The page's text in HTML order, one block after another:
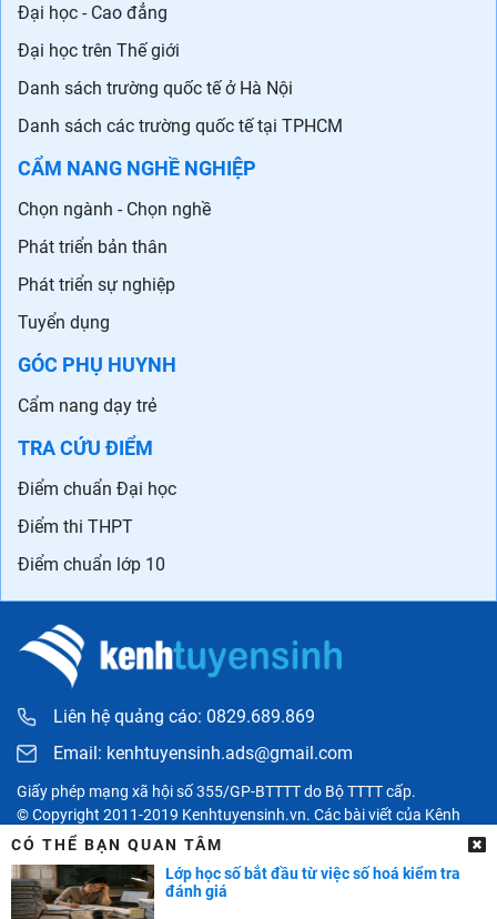
Đại học - Cao đẳng
Đại học trên Thế giới
Danh sách trường quốc tế ở Hà Nội
Danh sách các trường quốc tế tại TPHCM
CẨM NANG NGHỀ NGHIỆP
Chọn ngành - Chọn nghề
Phát triển bản thân
Phát triển sự nghiệp
Tuyển dụng
GÓC PHỤ HUYNH
Cẩm nang dạy trẻ
TRA CỨU ĐIỂM
Điểm chuẩn Đại học
Điểm thi THPT
Điểm chuẩn lớp 10
Liên hệ quảng cáo: 0829.689.869
Email: kenhtuyensinh.ads@gmail.com
Giấy phép mạng xã hội số 355/GP-BTTTT do Bộ TTTT cấp.
© Copyright 2011-2019 Kenhtuyensinh.vn. Các bài viết của Kênh
tuyển sinh chỉ có tính chất tham khảo, được tổng hợp từ các nguồn
uy tín khác và bản quyền thuộc về các đối tác. Mọi thông tin liên
quan người đọc có thể liên hệ trực tiếp đến các cơ quan, tổ chức
hoặc cá nhân được đề cập trong bài viết.
CÓ THỂ BẠN QUAN TÂM
Lớp học số bắt đầu từ việc số hoá kiểm tra
đánh giá